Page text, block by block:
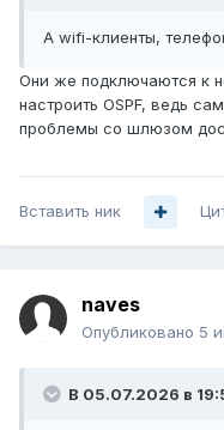
А wifi-клиенты,
Они же подключаются к
настроить OSPF, ведь
проблемы со шлюзом
Вставить ник
naves
Опубликовано 5
В 05.07.2026 в